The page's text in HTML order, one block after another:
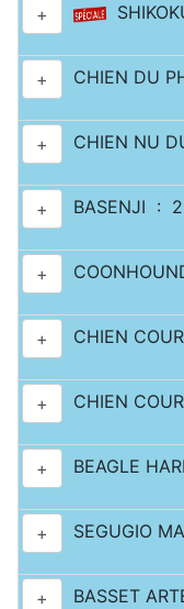
+
+ CHIEN DU
+ CHIEN NU
+ BASENJI :
+
+ CHIEN
+ CHIEN
+ BEAGLE
+ SEGUGIO
+ BASSET